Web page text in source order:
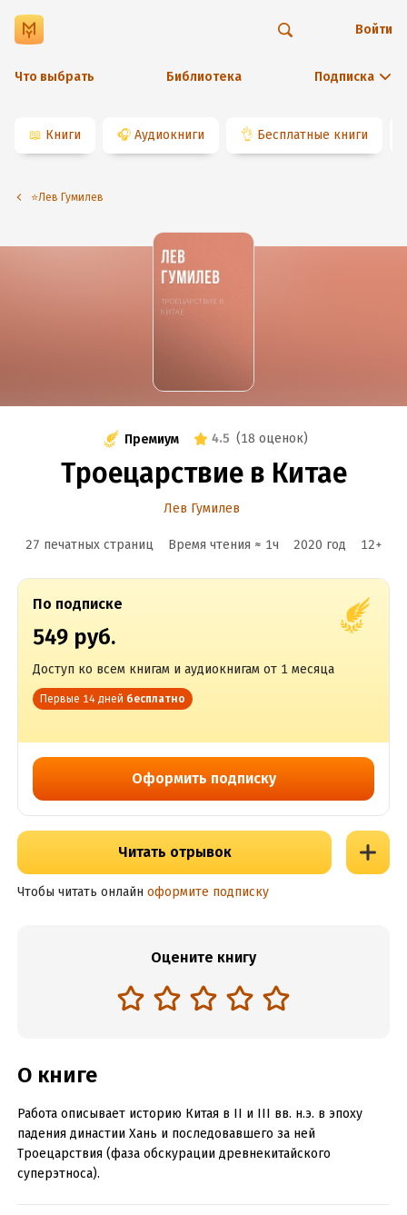
Что выбрать Библиотека Подписка
Войти
📖 Книги 🎧 Аудиокниги 👌 Бесплатные книги
⭐️Лев Гумилев
Премиум 4.5 (18 оценок)
Троецарствие в Китае
Лев Гумилев
27 печатных страниц Время чтения ≈ 1ч 2020 год 12+
По подписке
549 руб.
Доступ ко всем книгам и аудиокнигам от 1 месяца
Первые 14 дней бесплатно
Оформить подписку
Читать отрывок
Чтобы читать онлайн оформите подписку
Оцените книгу
О книге
Работа описывает историю Китая в II и III вв. н.э. в эпоху
падения династии Хань и последовавшего за ней
Троецарствия (фаза обскурации древнекитайского
суперэтноса).